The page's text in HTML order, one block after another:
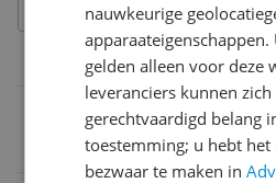
Belangrijkste
Verstelbaar scherm
As (draaiend)
nauwkeurige
apparaateigenschappen.
gelden alleen voor deze
leveranciers kunnen
gerechtvaardigd belang
toestemming; u hebt het
bezwaar te maken in